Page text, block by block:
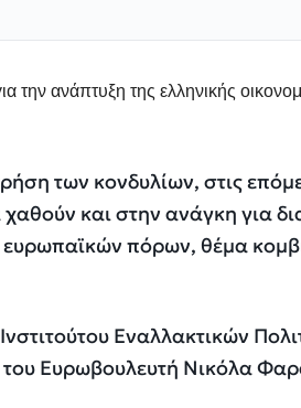
την ανάπτυξη της ελληνικής
των κονδυλίων, στις
και στην ανάγκη για
ευρωπαϊκών πόρων, θέμα
Εναλλακτικών
Ευρωβουλευτή Νικόλα